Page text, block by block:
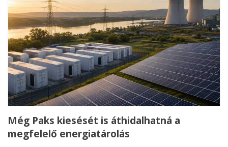
Még Paks kiesését is áthidalhatná a
megfelelő energiatárolás